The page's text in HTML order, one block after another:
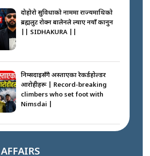
दोहोरो सुविधाको नाममा राज्यमाथिको
ब्रह्मलुट रोक्न बालेनले ल्याए नयाँ कानुन
|| SIDHAKURA ||
निम्सदाइसँगै अस्ताएका रेकर्डहोल्डर
आरोहीहरू | Record-breaking
climbers who set foot with
Nimsdai |
अपराध श्रृङ्खला || SIDHAKURA ||